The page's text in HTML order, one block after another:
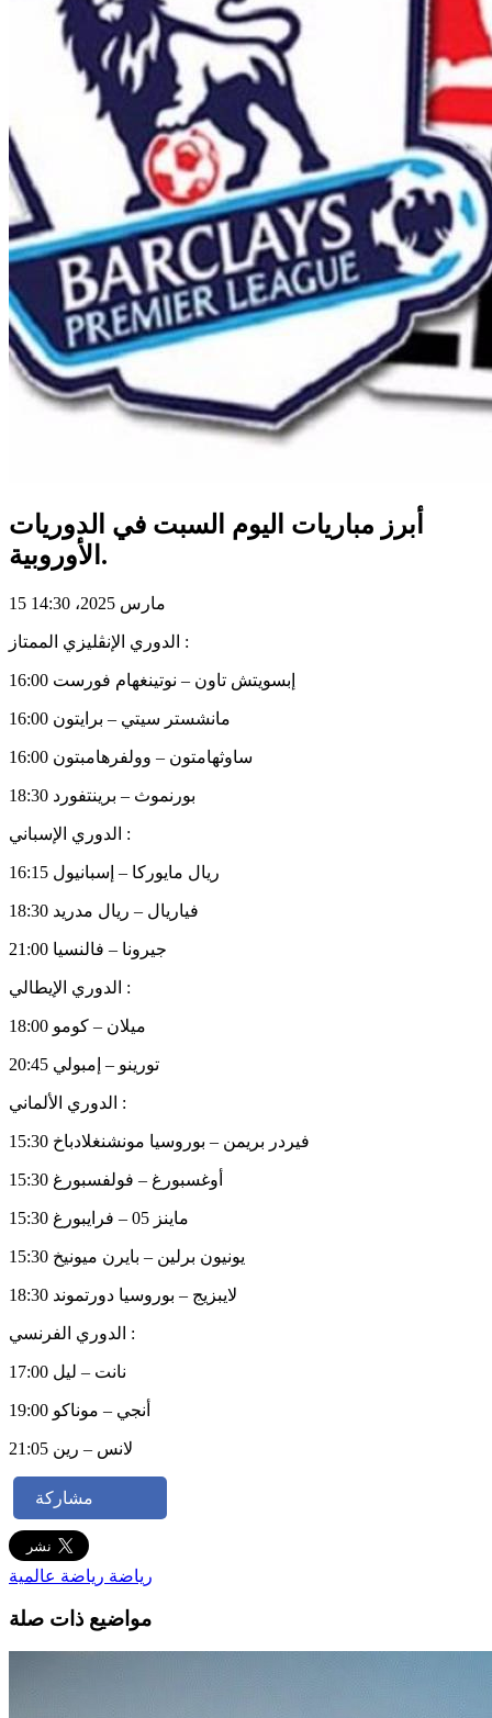
أبرز مباريات اليوم السبت في الدوريات
الأوروبية.
15 مارس 2025، 14:30
الدوري الإنڨليزي الممتاز :
16:00 إبسويتش تاون – نوتينغهام فورست
16:00 مانشستر سيتي – برايتون
16:00 ساوثهامتون – وولفرهامبتون
18:30 بورنموث – برينتفورد
الدوري الإسباني :
16:15 ريال مايوركا – إسبانيول
18:30 فياريال – ريال مدريد
21:00 جيرونا – فالنسيا
الدوري الإيطالي :
18:00 ميلان – كومو
20:45 تورينو – إمبولي
الدوري الألماني :
15:30 فيردر بريمن – بوروسيا مونشنغلادباخ
15:30 أوغسبورغ – فولفسبورغ
15:30 ماينز 05 – فرايبورغ
15:30 يونيون برلين – بايرن ميونيخ
18:30 لايبزيج – بوروسيا دورتموند
الدوري الفرنسي :
17:00 نانت – ليل
19:00 أنجي – موناكو
21:05 لانس – رين
مشاركة
رياضة رياضة عالمية
مواضيع ذات صلة